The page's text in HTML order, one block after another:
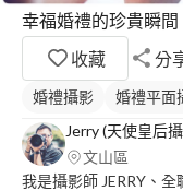
收藏
分
婚禮攝影
婚禮平面
Jerry (天使皇后
文山區
我是攝影師 JERRY、